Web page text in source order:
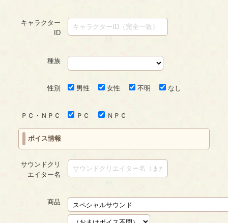
キャラクター
ID
種族
性別 男性 女性 不明 なし
ＰＣ・ＮＰＣ ＰＣ ＮＰＣ
ボイス情報
サウンドクリ
エイター名
商品